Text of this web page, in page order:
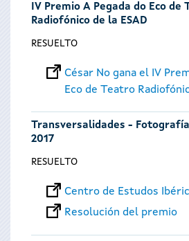
IV Premio A Pegada do Eco de
Radiofónico de la ESAD
RESUELTO
César No gana el IV
Eco de Teatro
Transversalidades -
2017
RESUELTO
Centro de Estudos
Resolución del premio